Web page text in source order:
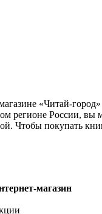
«Читай-
регионе России,
Чтобы покупать
магазин